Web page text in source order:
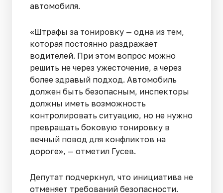
автомобиля.
«Штрафы за тонировку — одна из тем,
которая постоянно раздражает
водителей. При этом вопрос можно
решить не через ужесточение, а через
более здравый подход. Автомобиль
должен быть безопасным, инспекторы
должны иметь возможность
контролировать ситуацию, но не нужно
превращать боковую тонировку в
вечный повод для конфликтов на
дороге», — отметил Гусев.
Депутат подчеркнул, что инициатива не
отменяет требований безопасности.